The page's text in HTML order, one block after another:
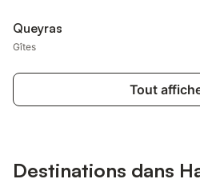
Queyras
Gîtes
Tout
Destinations dans